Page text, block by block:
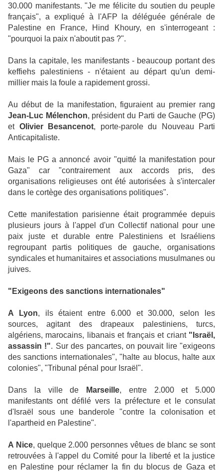
30.000 manifestants. "Je me félicite du soutien du peuple
français", a expliqué à l'AFP la déléguée générale de
Palestine en France, Hind Khoury, en s'interrogeant :
"pourquoi la paix n'aboutit pas ?".
Dans la capitale, les manifestants - beaucoup portant des
keffiehs palestiniens - n'étaient au départ qu'un demi-
millier mais la foule a rapidement grossi.
Au début de la manifestation, figuraient au premier rang
Jean-Luc Mélenchon, président du Parti de Gauche (PG)
et Olivier Besancenot, porte-parole du Nouveau Parti
Anticapitaliste.
Mais le PG a annoncé avoir "quitté la manifestation pour
Gaza" car "contrairement aux accords pris, des
organisations religieuses ont été autorisées à s'intercaler
dans le cortège des organisations politiques".
Cette manifestation parisienne était programmée depuis
plusieurs jours à l'appel d'un Collectif national pour une
paix juste et durable entre Palestiniens et Israéliens
regroupant partis politiques de gauche, organisations
syndicales et humanitaires et associations musulmanes ou
juives.
"Exigeons des sanctions internationales"
A Lyon, ils étaient entre 6.000 et 30.000, selon les
sources, agitant des drapeaux palestiniens, turcs,
algériens, marocains, libanais et français et criant "Israël,
assassin !". Sur des pancartes, on pouvait lire "exigeons
des sanctions internationales", "halte au blocus, halte aux
colonies", "Tribunal pénal pour Israël".
Dans la ville de Marseille, entre 2.000 et 5.000
manifestants ont défilé vers la préfecture et le consulat
d'Israël sous une banderole "contre la colonisation et
l'apartheid en Palestine".
A Nice, quelque 2.000 personnes vêtues de blanc se sont
retrouvées à l'appel du Comité pour la liberté et la justice
en Palestine pour réclamer la fin du blocus de Gaza et